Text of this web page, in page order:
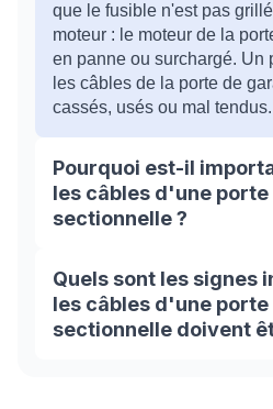
que le fusible n'est pas
moteur : le moteur de la
en panne ou surchargé. Un
les câbles de la porte de
cassés, usés ou mal tendus.
Pourquoi est-il
les câbles d'une
sectionnelle ?
Les câbles d'une porte de
sont responsables de
fermeture de la porte. Si les
tendus, la porte peut ne pas
Quels sont les signes
les câbles d'une
sectionnelle doivent